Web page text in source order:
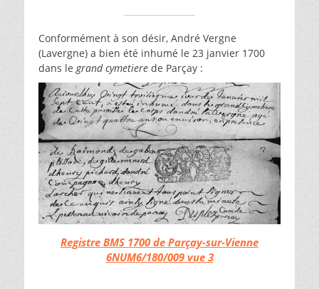
Conformément à son désir, André Vergne
(Lavergne) a bien été inhumé le 23 janvier 1700
dans le grand cymetiere de Parçay :
Registre BMS 1700 de Parçay-sur-Vienne
6NUM6/180/009 vue 3